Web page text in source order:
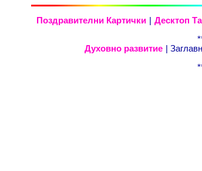
Поздравителни Картички Десктоп
Духовно развитие |